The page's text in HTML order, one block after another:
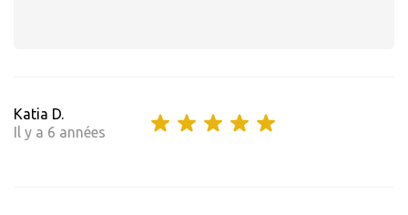
Katia D.
Il y a 6 années